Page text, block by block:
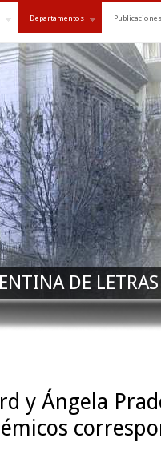
Departamentos Publicaciones
DE
y Ángela